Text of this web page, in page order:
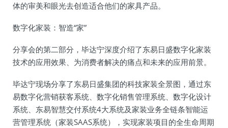
体的审美和眼光去创造适合他们的家具产品。
数字化家装：智造“家”
分享会的第二部分，毕达宁深度介绍了东易日盛数字化家装
技术的应用效果、为消费者解决的痛点和未来的应用前景。
毕达宁现场分享了东易日盛集团的科技家装全景图，通过东
易数字化营销获客系统、数字化销售管理系统、数字化设计
系统、东易智慧交付系统4大系统及家装业务全链条智能运
营管理系统（家装SAAS系统），实现家装项目的全生命周期